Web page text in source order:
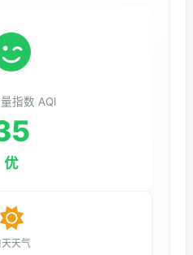
指数 AQI
优
天天气